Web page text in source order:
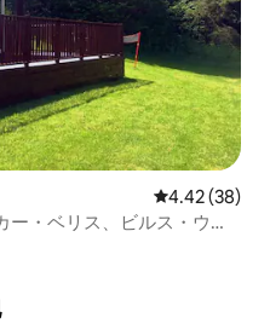
レビュー38
4.42 (38)
ー・ベリス、ビルス・ウェ